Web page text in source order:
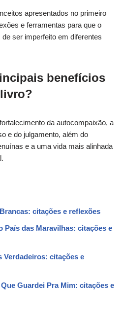
apresentados no primeiro
e ferramentas para que o
ser imperfeito em diferentes
benefícios
da autocompaixão, a
e do julgamento, além do
e a uma vida mais alinhada
citações e reflexões
País das Maravilhas: citações e
Verdadeiros: citações e
Guardei Pra Mim: citações e